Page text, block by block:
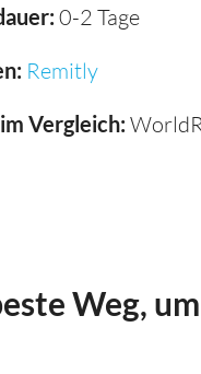
0-2 Tage
Remitly
Vergleich:
Weg,